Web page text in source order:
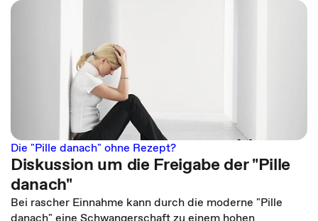
Die "Pille danach" ohne Rezept?
Diskussion um die Freigabe der "Pille
danach"
Bei rascher Einnahme kann durch die moderne "Pille
danach" eine Schwangerschaft zu einem hohen